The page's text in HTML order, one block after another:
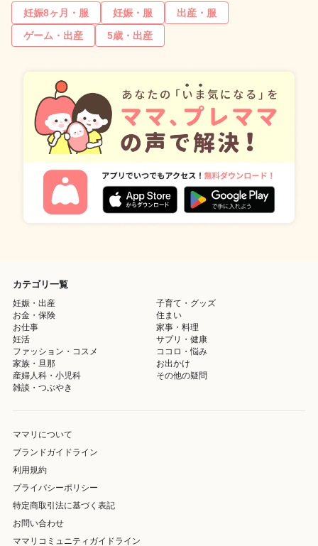
妊娠8ヶ月・服 妊娠・服
出産・服
ゲーム・出産
5歳・出産
カテゴリ一覧
妊娠・出産
子育て・グッズ
お金・保険
住まい
お仕事
家事・料理
妊活
サプリ・健康
ファッション・コスメ
ココロ・悩み
家族・旦那
お出かけ
産婦人科・小児科
その他の疑問
雑談・つぶやき
ママリについて
ブランドガイドライン
利用規約
プライバシーポリシー
特定商取引法に基づく表記
お問い合わせ
ママリコミュニティガイドライン